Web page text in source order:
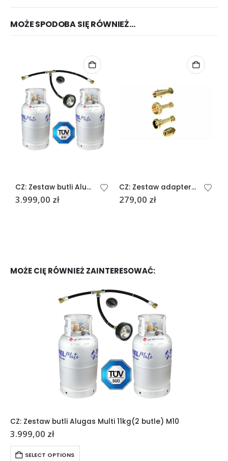
MOŻE SPODOBA SIĘ RÓWNIEŻ…
CZ: Zestaw butli Alugas Multi 11kg(2 butle) M10
3.999,00 zł
CZ: Zestaw adapterów tankowania SINGLE
279,00 zł
MOŻE CIĘ RÓWNIEŻ ZAINTERESOWAĆ:
CZ: Zestaw butli Alugas Multi 11kg(2 butle) M10
3.999,00 zł
SELECT OPTIONS